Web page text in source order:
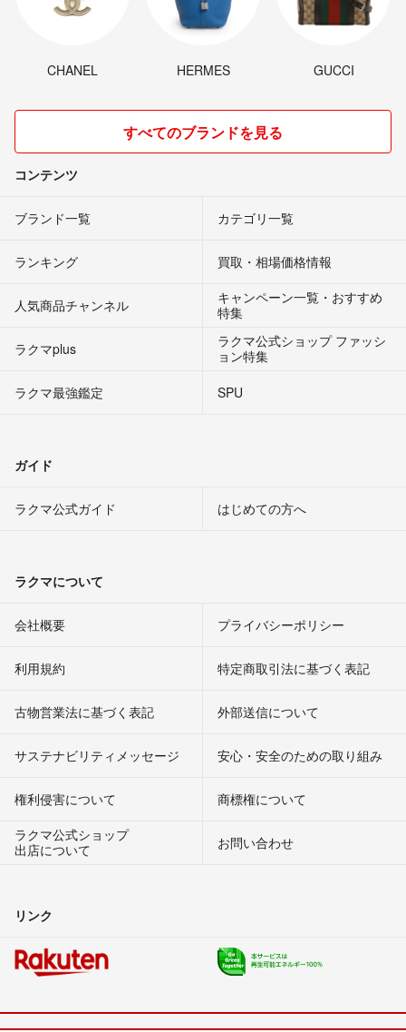
CHANEL HERMES GUCCI
すべてのブランドを見る
コンテンツ
ブランド一覧 カテゴリ一覧
ランキング 買取・相場価格情報
人気商品チャンネル
キャンペーン一覧・おすすめ
特集
ラクマplus
ラクマ公式ショップ ファッシ
ョン特集
ラクマ最強鑑定
SPU
ガイド
ラクマ公式ガイド はじめての方へ
ラクマについて
会社概要 プライバシーポリシー
利用規約 特定商取引法に基づく表記
古物営業法に基づく表記 外部送信について
サステナビリティメッセージ 安心・安全のための取り組み
権利侵害について
商標権について
ラクマ公式ショップ
出店について
お問い合わせ
リンク